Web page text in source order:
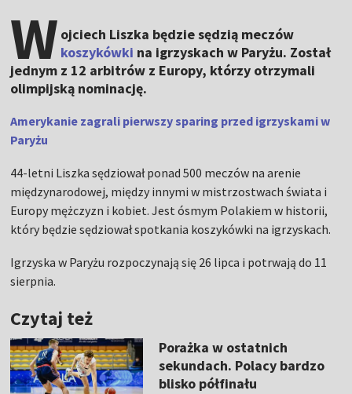
W ojciech Liszka będzie sędzią meczów
koszykówki na igrzyskach w Paryżu. Został
jednym z 12 arbitrów z Europy, którzy otrzymali
olimpijską nominację.
Amerykanie zagrali pierwszy sparing przed igrzyskami w
Paryżu
44-letni Liszka sędziował ponad 500 meczów na arenie
międzynarodowej, między innymi w mistrzostwach świata i
Europy mężczyzn i kobiet. Jest ósmym Polakiem w historii,
który będzie sędziował spotkania koszykówki na igrzyskach.
Igrzyska w Paryżu rozpoczynają się 26 lipca i potrwają do 11
sierpnia.
Czytaj też
Porażka w ostatnich
sekundach. Polacy bardzo
blisko półfinału